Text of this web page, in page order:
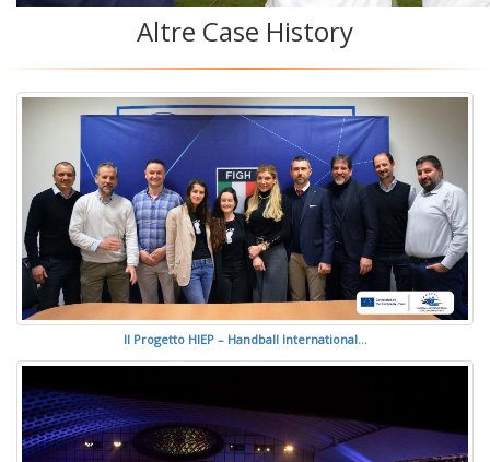
Altre Case History
Il Progetto HIEP – Handball International...